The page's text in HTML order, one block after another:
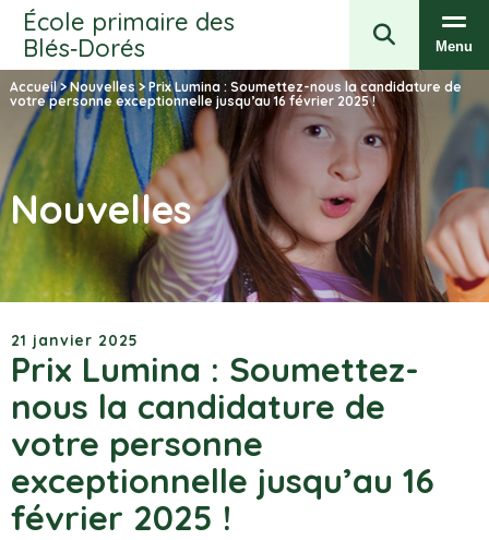
École primaire des
Blés‑Dorés
Menu
Accueil>Nouvelles> Prix Lumina : Soumettez-nous la candidature de
votre personne exceptionnelle jusqu’au 16 février 2025 !
Nouvelles
21 janvier 2025
Prix Lumina : Soumettez-
nous la candidature de
votre personne
exceptionnelle jusqu’au 16
février 2025 !